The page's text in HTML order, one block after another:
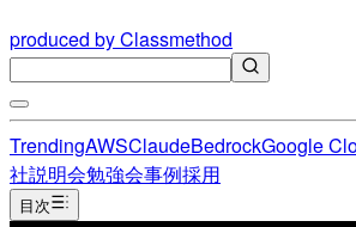
produced by Classmethod
TrendingAWSClaudeBedrockGoogle
社説明会勉強会事例採用
目次